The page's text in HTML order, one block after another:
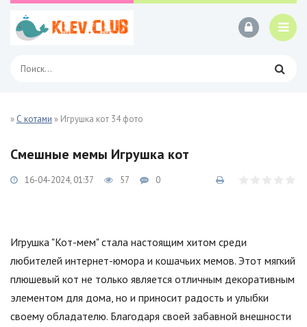
» С котами » Игрушка кот 34 фото
Смешные мемы Игрушка кот
16-04-2024, 01:37 57 0
Игрушка "Кот-мем" стала настоящим хитом среди
любителей интернет-юмора и кошачьих мемов. Этот мягкий
плюшевый кот не только является отличным декоративным
элементом для дома, но и приносит радость и улыбки
своему обладателю. Благодаря своей забавной внешности